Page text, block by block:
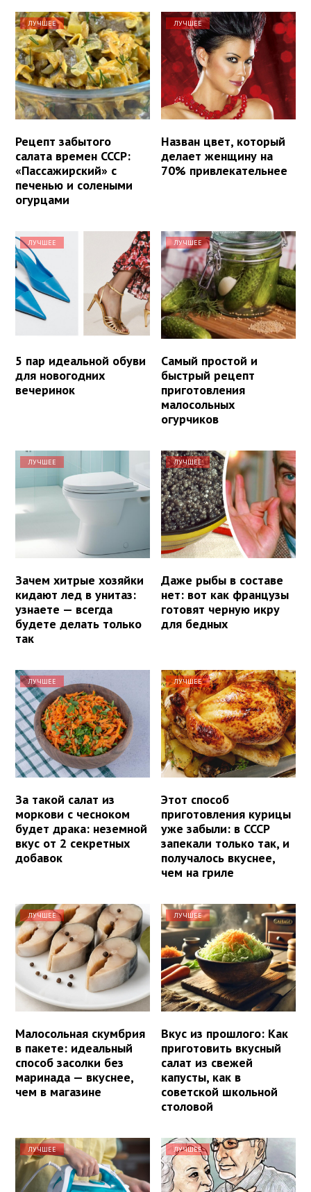
ЛУЧШЕЕ
Рецепт забытого
салата времен СССР:
«Пассажирский» с
печенью и солеными
огурцами
ЛУЧШЕЕ
Назван цвет, который
делает женщину на
70% привлекательнее
ЛУЧШЕЕ
5 пар идеальной обуви
для новогодних
вечеринок
ЛУЧШЕЕ
Самый простой и
быстрый рецепт
приготовления
малосольных
огурчиков
ЛУЧШЕЕ
Зачем хитрые хозяйки
кидают лед в унитаз:
узнаете — всегда
будете делать только
так
ЛУЧШЕЕ
Даже рыбы в составе
нет: вот как французы
готовят черную икру
для бедных
ЛУЧШЕЕ
За такой салат из
моркови с чесноком
будет драка: неземной
вкус от 2 секретных
добавок
ЛУЧШЕЕ
Этот способ
приготовления курицы
уже забыли: в СССР
запекали только так, и
получалось вкуснее,
чем на гриле
ЛУЧШЕЕ
Малосольная скумбрия
в пакете: идеальный
способ засолки без
маринада — вкуснее,
чем в магазине
ЛУЧШЕЕ
Вкус из прошлого: Как
приготовить вкусный
салат из свежей
капусты, как в
советской школьной
столовой
ЛУЧШЕЕ ЛУЧШЕЕ